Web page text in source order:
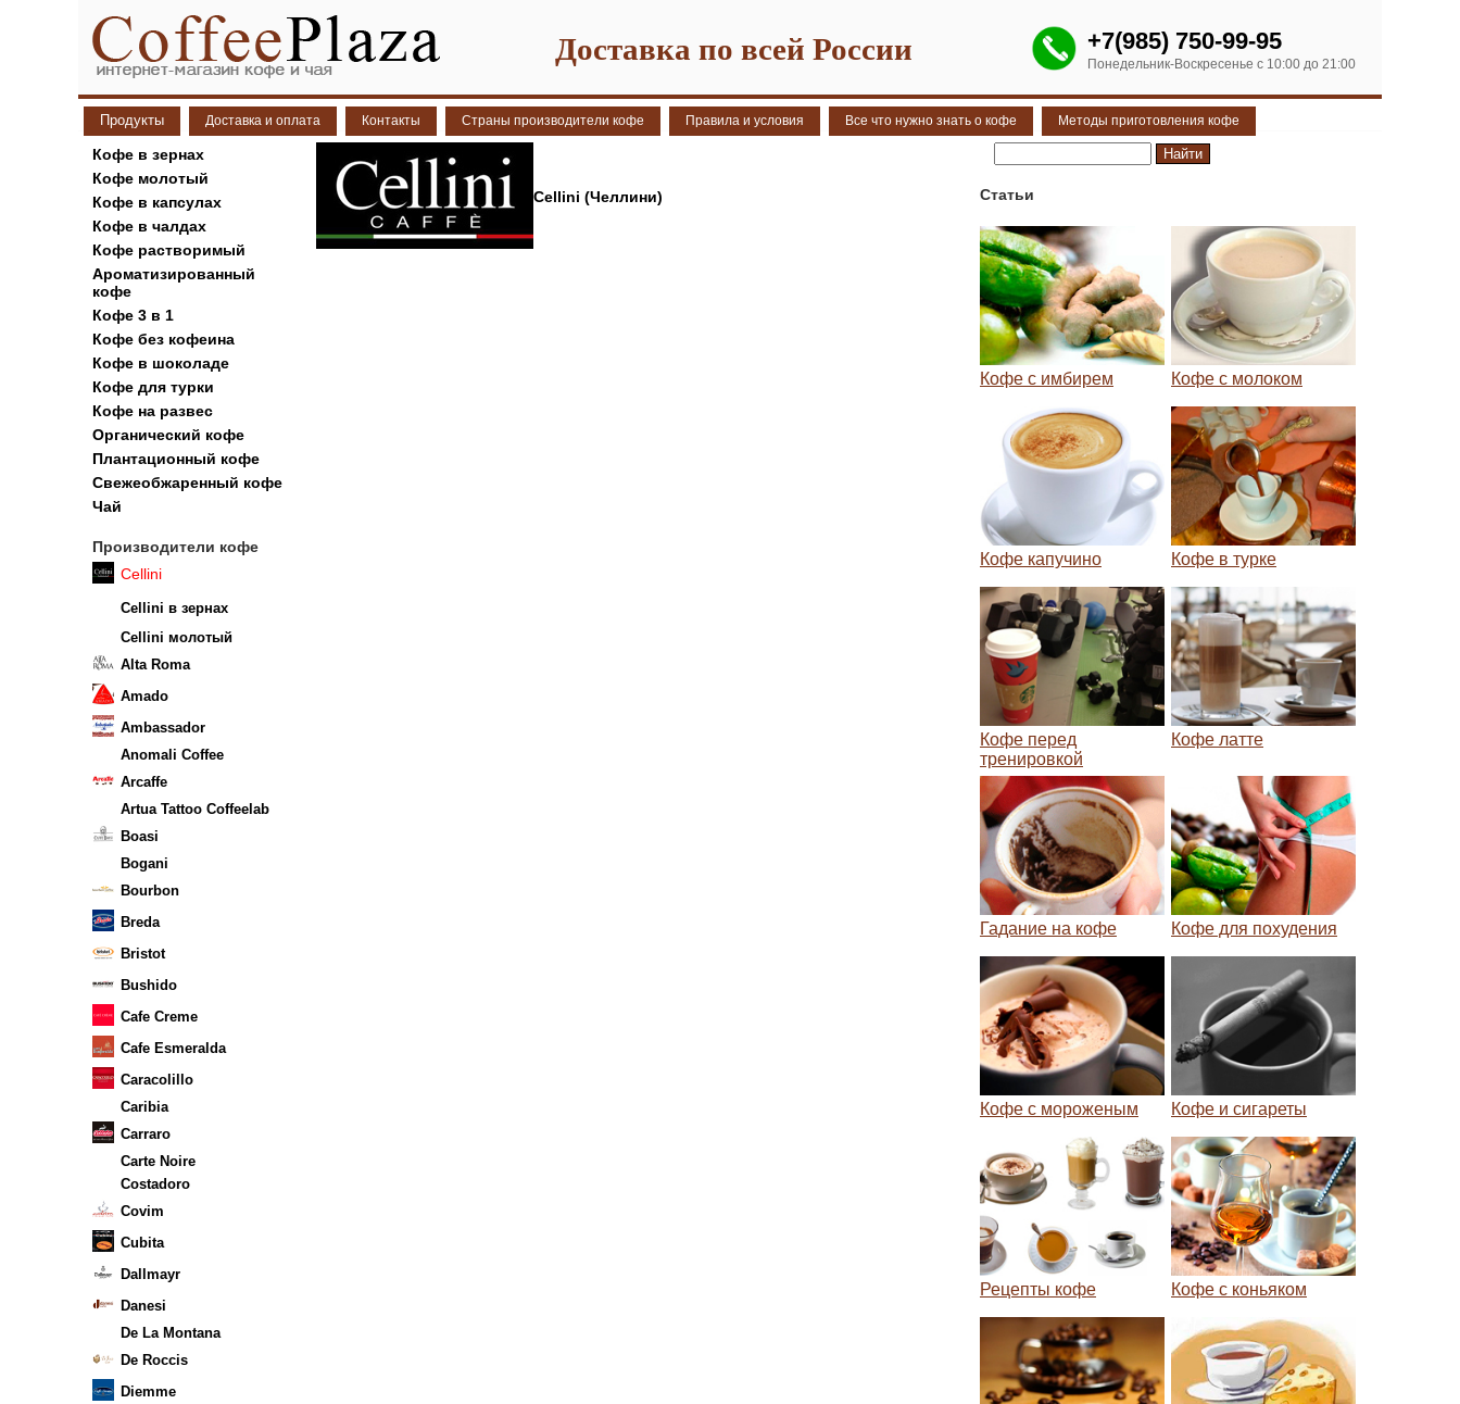
Доставка по всей России +7(985) 750-99-95
Понедельник-Воскресенье с 10:00 до 21:00
Продукты Доставка и оплата Контакты Страны производители кофе Правила и условия Все что нужно знать о кофе Методы приготовления кофе
Кофе в зернах
Кофе молотый
Кофе в капсулах
Кофе в чалдах
Кофе растворимый
Ароматизированный
кофе
Кофе 3 в 1
Кофе без кофеина
Кофе в шоколаде
Кофе для турки
Кофе на развес
Органический кофе
Плантационный кофе
Свежеобжаренный кофе
Чай
Производители кофе
Cellini
Cellini в зернах
Cellini молотый
Alta Roma
Amado
Ambassador
Anomali Coffee
Arcaffe
Artua Tattoo Coffeelab
Boasi
Bogani
Bourbon
Breda
Bristot
Bushido
Cafe Creme
Cafe Esmeralda
Caracolillo
Caribia
Carraro
Carte Noire
Costadoro
Covim
Cubita
Dallmayr
Danesi
De La Montana
De Roccis
Diemme
Cellini (Челлини) Статьи
Кофе с имбирем Кофе с молоком
Кофе капучино Кофе в турке
Кофе перед
тренировкой
Кофе латте
Гадание на кофе Кофе для похудения
Кофе с мороженым Кофе и сигареты
Рецепты кофе Кофе с коньяком